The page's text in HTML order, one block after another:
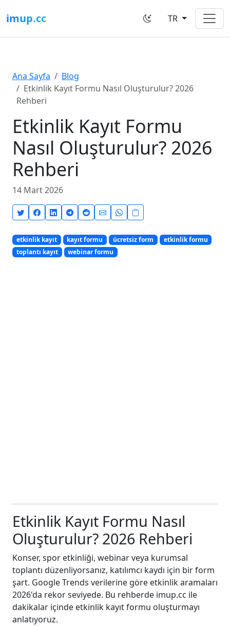
imup.cc TR
Ana Sayfa
Blog
Etkinlik Kayıt Formu Nasıl Oluşturulur? 2026
Rehberi
Etkinlik Kayıt Formu
Nasıl Oluşturulur? 2026
Rehberi
14 Mart 2026
etkinlik kayıt kayıt formu ücretsiz form
etkinlik formu
toplantı kayıt
webinar formu
Etkinlik Kayıt Formu Nasıl
Oluşturulur? 2026 Rehberi
Konser, spor etkinliği, webinar veya kurumsal
toplantı düzenliyorsanız, katılımcı kaydı için bir form
şart. Google Trends verilerine göre etkinlik aramaları
2026'da rekor seviyede. Bu rehberde imup.cc ile
dakikalar içinde etkinlik kayıt formu oluşturmayı
anlatıyoruz.